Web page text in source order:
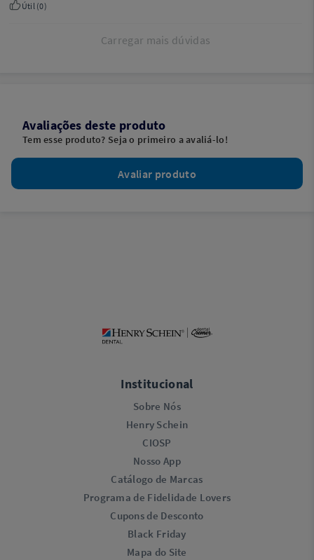
Útil (0)
Carregar mais dúvidas
Avaliações deste produto
Tem esse produto? Seja o primeiro a avaliá-lo!
Avaliar produto
Institucional
Sobre Nós
Henry Schein
CIOSP
Nosso App
Catálogo de Marcas
Programa de Fidelidade Lovers​
Cupons de Desconto
Black Friday
Mapa do Site